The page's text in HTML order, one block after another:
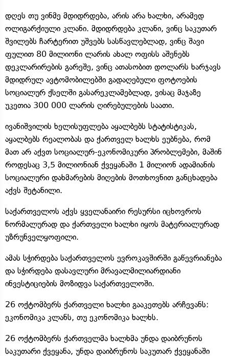
დღეს თუ ვინმე მდიდრდება, არის არა ხალხი, არამედ
ოლიგარქიული კლანი. მდიდრდება კლანი, ვინც საკუთარ
შვილებს ჩარტერით უშვებს სასწავლებლად, ვინც შავი
ფულით 80 მილიონი ლარის ახალ ოფისს აშენებს
დეკლარირების გარეშე, ვინც ათასობით დოლარს ხარჯავს
მდიდრულ ავტომობილებში გადაღებული ფოტოების
სოციალურ ქსელში გასარეკლამებლად, ვისაც მაჯაზე
უკეთია 300 000 ლარის ღირებულების საათი.
ივანიშვილის ხელისუფლება აყალბებს სტატისტიკას,
აყალბებს რეალობას და ქართველ ხალხს ეუბნება, რომ
მათ არ აქვთ სოციალურ-ეკონომიკური პრობლემები, მაშინ
როდესაც 3,5 მილიონიან ქვეყანაში 1 მილიონ ადამიანის
სოციალური დახმარების მიღების მოთხოვნით განცხადება
აქვს შეტანილი.
საქართველოს აქვს ყველანაირი რესურსი იცხოვროს
ნორმალურად და ქართველი ხალხი იყოს მატერიალურად
უზრუნველყოფილი.
ამას სჭირდება საქართველოს ევროკავშირში გაწევრიანება
და სჭირდება დასავლური მრავალმილიარდიანი
ინვესტიციების მოზიდვა საქართველოში.
26 ოქტომბერს ქართველი ხალხი გააკეთებს არჩევანს:
ეკონომიკა კლანს, თუ ეკონომიკა ხალხს.
26 ოქტომბერს ქართველმა ხალხმა უნდა დაიბრუნოს
საკუთარი ქვეყანა, უნდა დაიბრუნოს საკუთარ ქვეყანაში